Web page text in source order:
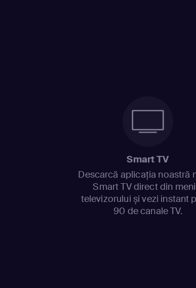
Smart TV
Descarcă aplicația noastră
Smart TV direct din
televizorului și vezi instant
90 de canale TV.